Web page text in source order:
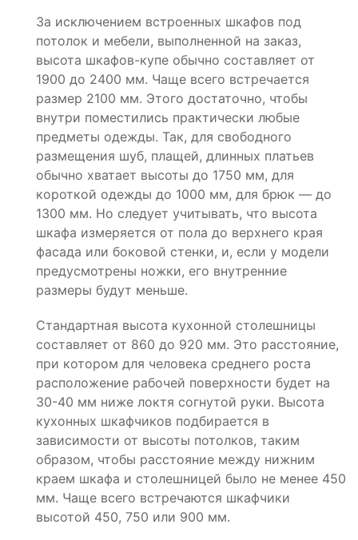
За исключением встроенных шкафов под
потолок и мебели, выполненной на заказ,
высота шкафов-купе обычно составляет от
1900 до 2400 мм. Чаще всего встречается
размер 2100 мм. Этого достаточно, чтобы
внутри поместились практически любые
предметы одежды. Так, для свободного
размещения шуб, плащей, длинных платьев
обычно хватает высоты до 1750 мм, для
короткой одежды до 1000 мм, для брюк — до
1300 мм. Но следует учитывать, что высота
шкафа измеряется от пола до верхнего края
фасада или боковой стенки, и, если у модели
предусмотрены ножки, его внутренние
размеры будут меньше.
Стандартная высота кухонной столешницы
составляет от 860 до 920 мм. Это расстояние,
при котором для человека среднего роста
расположение рабочей поверхности будет на
30-40 мм ниже локтя согнутой руки. Высота
кухонных шкафчиков подбирается в
зависимости от высоты потолков, таким
образом, чтобы расстояние между нижним
краем шкафа и столешницей было не менее 450
мм. Чаще всего встречаются шкафчики
высотой 450, 750 или 900 мм.